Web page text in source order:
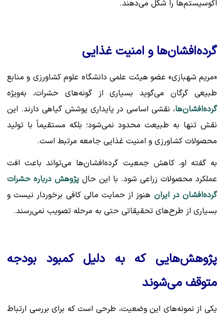
اکوسیستم‌ها را شکل می‌دهند.
گرده‌افشان‌ها و امنیت غذایی
«مریم شهبازی» عضو هیئت علمی دانشگاه علوم کشاورزی و منابع
طبیعی گرگان می‌گوید بسیاری از گونه‌های حشرات، به‌ویژه
گرده‌افشان‌ها، نقشی اساسی در پایداری پوشش گیاهی دارند. این
نقش تنها به طبیعت محدود نمی‌شود؛ بلکه مستقیماً با تولید
محصولات کشاورزی و امنیت غذایی جامعه مرتبط است.
به گفته او، کاهش جمعیت گرده‌افشان‌ها می‌تواند باعث افت
عملکرد محصولات زراعی شود. با این حال پژوهش درباره حشرات
گرده‌افشان در ایران هنوز از حمایت مالی کافی برخوردار نیست و
بسیاری از طرح‌های تحقیقاتی حتی به مرحله تصویب نمی‌رسند.
پژوهش‌هایی که به دلیل کمبود بودجه
متوقف می‌شوند
یکی از نمونه‌های این وضعیت، طرحی است که برای بررسی ارتباط